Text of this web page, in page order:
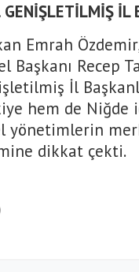
İL
Emrah
Başkanı Recep
İl
hem de Niğde
yönetimlerin
dikkat çekti.